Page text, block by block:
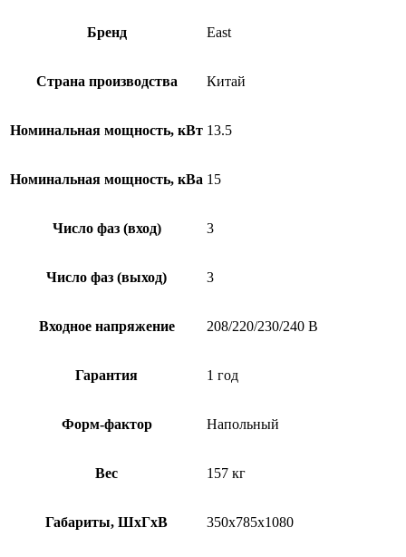
Бренд East
Страна производства Китай
Номинальная мощность, кВт 13.5
Номинальная мощность, кВа 15
Число фаз (вход) 3
Число фаз (выход) 3
Входное напряжение 208/220/230/240 В
Гарантия 1 год
Форм-фактор Напольный
Вес 157 кг
Габариты, ШхГхВ 350х785х1080